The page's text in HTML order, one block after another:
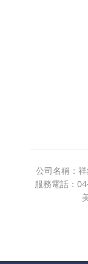
公司名稱：
服務電話：